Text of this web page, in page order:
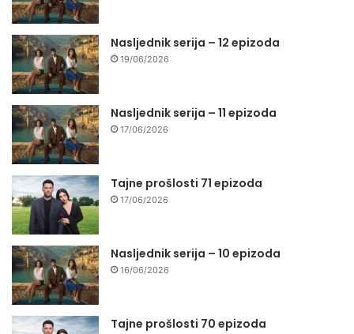
Nasljednik serija – 12 epizoda
19/06/2026
Nasljednik serija – 11 epizoda
17/06/2026
Tajne prošlosti 71 epizoda
17/06/2026
Nasljednik serija – 10 epizoda
16/06/2026
Tajne prošlosti 70 epizoda